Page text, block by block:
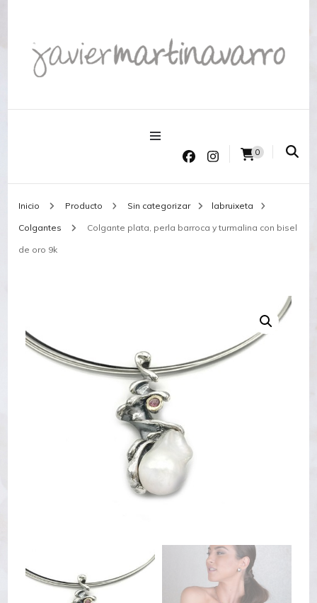
Joyería Javier Martinavarro
0
Inicio Producto Sin categorizar labruixeta
Colgantes Colgante plata, perla barroca y turmalina con bisel
de oro 9k